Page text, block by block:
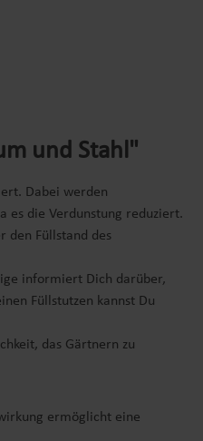
und Stahl"
Dabei werden
es die Verdunstung reduziert.
den Füllstand des
informiert Dich darüber,
Füllstutzen kannst Du
das Gärtnern zu
ermöglicht eine